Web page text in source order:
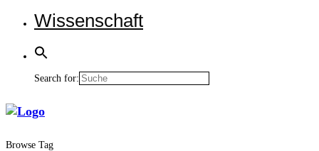
Wis­sen­schaft
Search for:
Browse Tag